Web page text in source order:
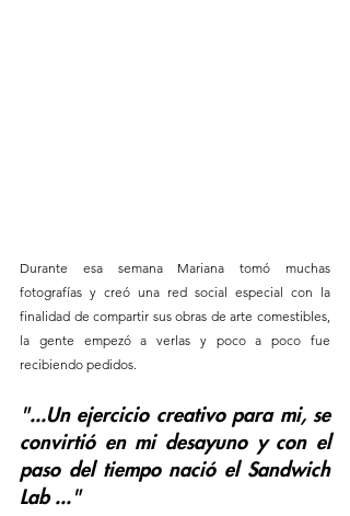
Durante esa semana Mariana tomó muchas
fotografías y creó una red social especial con la
finalidad de compartir sus obras de arte comestibles,
la gente empezó a verlas y poco a poco fue
recibiendo pedidos.
"...Un ejercicio creativo para mi, se
convirtió en mi desayuno y con el
paso del tiempo nació el Sandwich
Lab ..."